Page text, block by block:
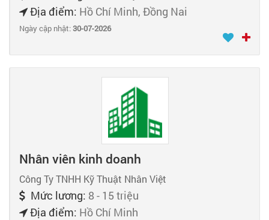
Địa điểm: Hồ Chí Minh, Đồng Nai
Ngày cập nhật:30-07-2026
Nhân viên kinh doanh
Công Ty TNHH Kỹ Thuật Nhân Việt
Mức lương: 8 - 15 triệu
Địa điểm: Hồ Chí Minh